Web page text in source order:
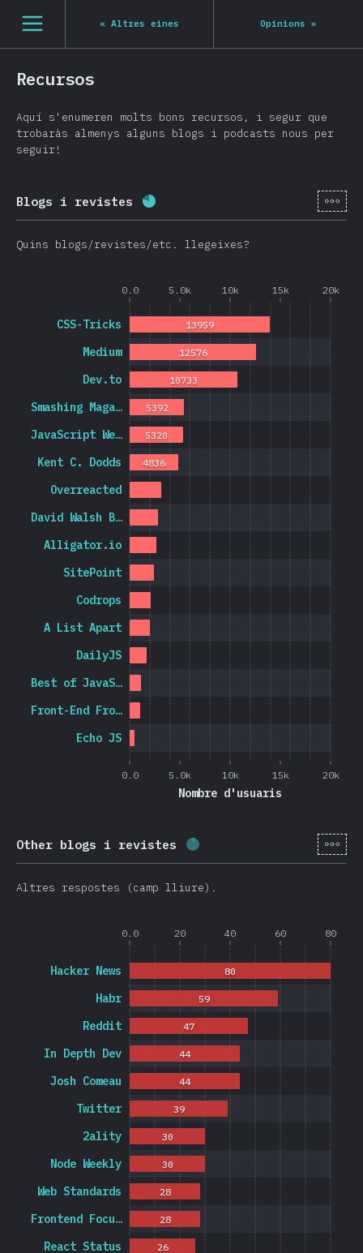
[ca-ES] general.open_nav
« Altres eines Opinions »
Recursos
Aquí s'enumeren molts bons recursos, i segur que
trobaràs almenys alguns blogs i podcasts nous per
seguir!
Blogs i revistes Percentatge completat: 78.7%
[ca-
Quins blogs/revistes/etc. llegeixes?
0.0 5.0k 10k 15k 20k
0.0 5.0k 10k 15k 20k
Nombre d'usuaris
Echo JS
Front-End Fro…
Best of JavaS…
DailyJS
A List Apart
Codrops
SitePoint
Alligator.io
David Walsh B…
Overreacted
Kent C. Dodds
JavaScript We…
Smashing Maga…
Dev.to
Medium
CSS-Tricks
4836
5320
5392
10733
12576
13959
Other blogs i revistes Percentatge completat:[ca-
Altres respostes (camp lliure).
0.0 20 40 60 80
React Status
Frontend Focu…
Web Standards
Node Weekly
2ality
Twitter
Josh Comeau
In Depth Dev
Reddit
Habr
Hacker News
26
28
28
30
30
39
44
44
47
59
80